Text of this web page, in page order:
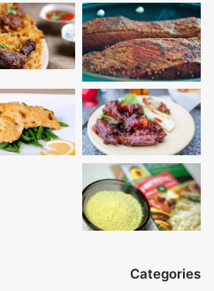
Categories